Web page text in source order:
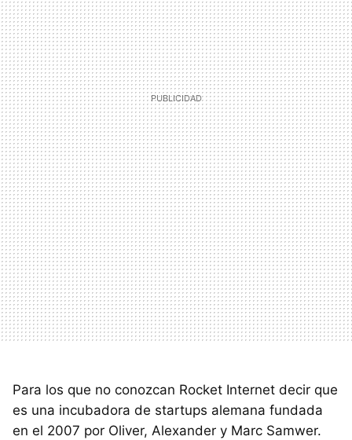
Para los que no conozcan Rocket Internet decir que
es una incubadora de startups alemana fundada
en el 2007 por Oliver, Alexander y Marc Samwer.